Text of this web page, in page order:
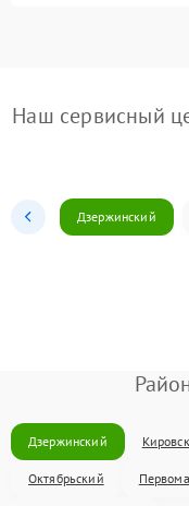
Наш сервисный
Дзержинский
Дзержинский
Октябрьский